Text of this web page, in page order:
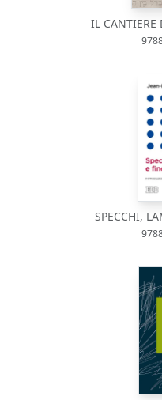
IL CANTIERE
SPECCHI,